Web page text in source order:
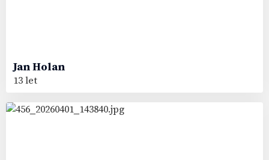
JanHolan
13 let